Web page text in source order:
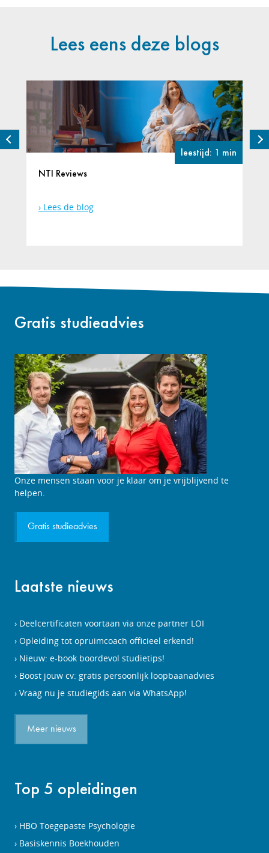
Lees eens deze blogs
leestijd: 1 min
NTI Reviews
Lees de blog
Gratis studieadvies
Studieadviesgesprek
aanvragen
Onze mensen staan voor je klaar om je vrijblijvend te
helpen.
Gratis studieadvies
Laatste nieuws
Deelcertificaten voortaan via onze partner LOI
Opleiding tot opruimcoach officieel erkend!
Nieuw: e-book boordevol studietips!
Boost jouw cv: gratis persoonlijk loopbaanadvies
Vraag nu je studiegids aan via WhatsApp!
Meer nieuws
Top 5 opleidingen
HBO Toegepaste Psychologie
Basiskennis Boekhouden